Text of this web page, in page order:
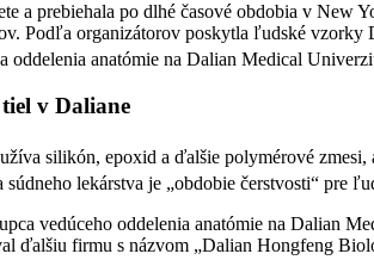
a prebiehala po dlhé časové obdobia v
Podľa organizátorov poskytla ľudské
oddelenia anatómie na Dalian Medical
v Daliane
silikón, epoxid a ďalšie polymérové
lekárstva je „obdobie čerstvosti“ pre
vedúceho oddelenia anatómie na Dalian
ďalšiu firmu s názvom „Dalian Hongfeng